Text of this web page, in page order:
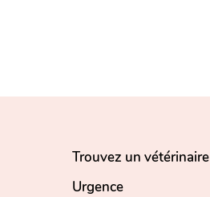
Trouvez un vétérinaire
Urgence